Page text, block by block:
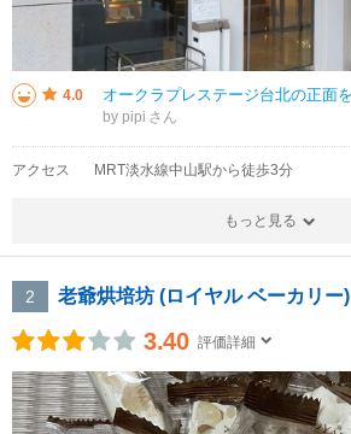
4.0
by pipi
アクセス MRT淡水線中山駅から徒歩3分
もっと見る
2 老爺烘培坊 (ロイヤル ベーカリー)
3.40 評価詳細